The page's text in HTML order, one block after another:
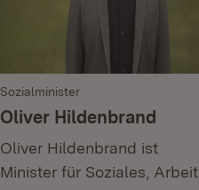
Sozialminister
Oliver Hildenbrand
Oliver Hildenbrand ist
Minister für Soziales, Arbeit